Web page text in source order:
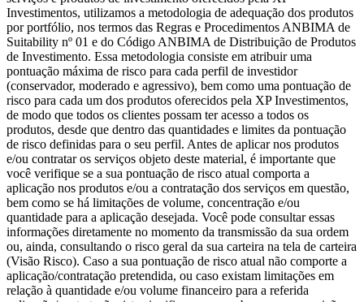
Investimentos, utilizamos a metodologia de adequação dos produtos
por portfólio, nos termos das Regras e Procedimentos ANBIMA de
Suitability nº 01 e do Código ANBIMA de Distribuição de Produtos
de Investimento. Essa metodologia consiste em atribuir uma
pontuação máxima de risco para cada perfil de investidor
(conservador, moderado e agressivo), bem como uma pontuação de
risco para cada um dos produtos oferecidos pela XP Investimentos,
de modo que todos os clientes possam ter acesso a todos os
produtos, desde que dentro das quantidades e limites da pontuação
de risco definidas para o seu perfil. Antes de aplicar nos produtos
e/ou contratar os serviços objeto deste material, é importante que
você verifique se a sua pontuação de risco atual comporta a
aplicação nos produtos e/ou a contratação dos serviços em questão,
bem como se há limitações de volume, concentração e/ou
quantidade para a aplicação desejada. Você pode consultar essas
informações diretamente no momento da transmissão da sua ordem
ou, ainda, consultando o risco geral da sua carteira na tela de carteira
(Visão Risco). Caso a sua pontuação de risco atual não comporte a
aplicação/contratação pretendida, ou caso existam limitações em
relação à quantidade e/ou volume financeiro para a referida